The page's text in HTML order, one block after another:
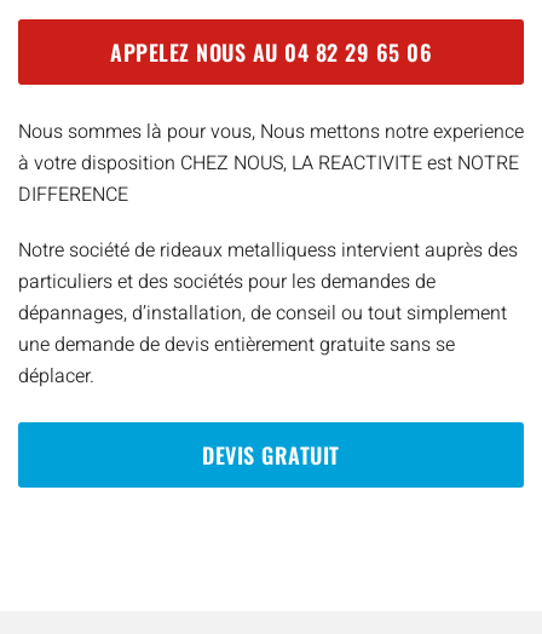
APPELEZ NOUS AU 04 82 29 65 06
Nous sommes là pour vous, Nous mettons notre experience
à votre disposition CHEZ NOUS, LA REACTIVITE est NOTRE
DIFFERENCE
Notre société de rideaux metalliquess intervient auprès des
particuliers et des sociétés pour les demandes de
dépannages, d’installation, de conseil ou tout simplement
une demande de devis entièrement gratuite sans se
déplacer.
DEVIS GRATUIT